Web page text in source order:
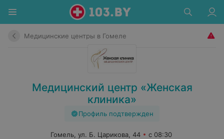
Медицинские центры в Гомеле
Медицинский центр «Женская
клиника»
Профиль подтвержден
Гомель, ул. Б. Царикова, 44
с 08:30